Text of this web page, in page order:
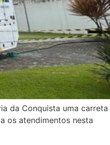
da Conquista uma carreta
os atendimentos nesta